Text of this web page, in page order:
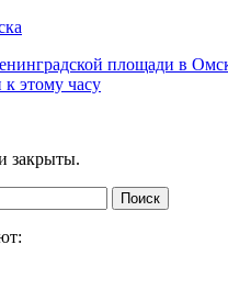
площади в
этому часу
закрыты.